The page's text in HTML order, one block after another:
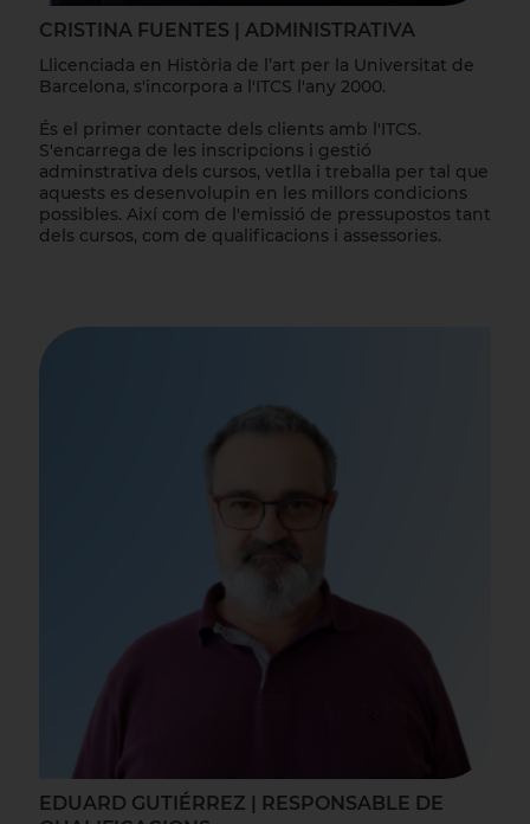
CRISTINA FUENTES | ADMINISTRATIVA
Llicenciada en Història de l’art per la Universitat de
Barcelona, s'incorpora a l'ITCS l'any 2000.
És el primer contacte dels clients amb l'ITCS.
S'encarrega de les inscripcions i gestió
adminstrativa dels cursos, vetlla i treballa per tal que
aquests es desenvolupin en les millors condicions
possibles. Així com de l'emissió de pressupostos tant
dels cursos, com de qualificacions i assessories.
EDUARD GUTIÉRREZ | RESPONSABLE DE